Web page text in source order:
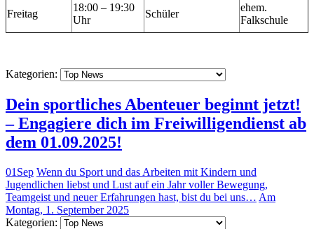
Freitag
18:00 – 19:30
Uhr
Schüler
ehem.
Falkschule
Kategorien:
Dein sportliches Abenteuer beginnt jetzt!
– Engagiere dich im Freiwilligendienst ab
dem 01.09.2025!
01 Sep Wenn du Sport und das Arbeiten mit Kindern und
Jugendlichen liebst und Lust auf ein Jahr voller Bewegung,
Teamgeist und neuer Erfahrungen hast, bist du bei uns… Am
Montag, 1. September 2025
Kategorien: